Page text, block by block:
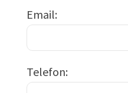
Email
Telefon